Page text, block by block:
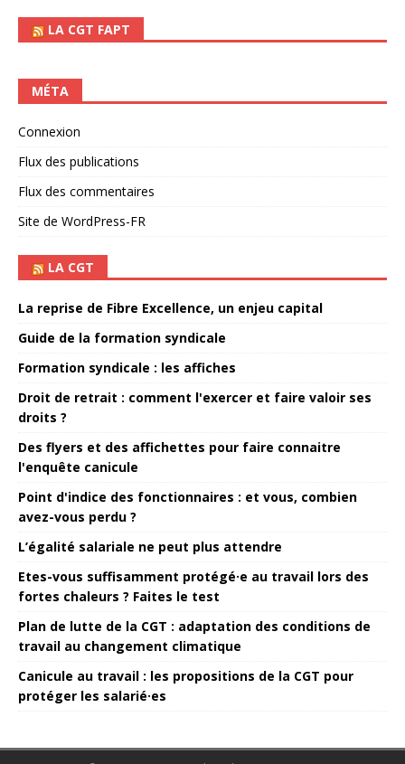
LA CGT FAPT
MÉTA
Connexion
Flux des publications
Flux des commentaires
Site de WordPress-FR
LA CGT
La reprise de Fibre Excellence, un enjeu capital
Guide de la formation syndicale
Formation syndicale : les affiches
Droit de retrait : comment l'exercer et faire valoir ses
droits ?
Des flyers et des affichettes pour faire connaitre
l'enquête canicule
Point d'indice des fonctionnaires : et vous, combien
avez-vous perdu ?
L’égalité salariale ne peut plus attendre
Etes-vous suffisamment protégé·e au travail lors des
fortes chaleurs ? Faites le test
Plan de lutte de la CGT : adaptation des conditions de
travail au changement climatique
Canicule au travail : les propositions de la CGT pour
protéger les salarié·es